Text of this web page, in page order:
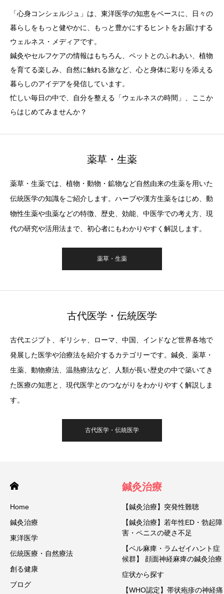
「心身コンシェルジュ」は、東洋医学の知恵をベースに、日々の
暮らしをもっと健やかに、もっと豊かにするヒントをお届けする
ウェルネス・メディアです。
鍼灸やセルフケアの情報はもちろん、ペットとのふれあい、植物
を育てる楽しみ、自然に触れる旅など、心と身体に彩りを添える
暮らしのアイデアを発信しています。
忙しい毎日の中で、自分を整える「ウェルネスの時間」、ここか
らはじめてみませんか？
薬草・生薬
薬草・生薬では、植物・動物・鉱物など自然由来の生薬を用いた
伝統医学の知識をご紹介します。ハーブや漢方生薬をはじめ、動
物性生薬や虫薬などの特徴、歴史、効能、中医学での考え方、現
代の研究や活用法まで、初心者にもわかりやすく解説します。
薬草・生薬
古代医学・伝統医学
古代エジプト、ギリシャ、ローマ、中国、インドなど世界各地で
発展した医学や治療法を紹介するカテゴリーです。鍼灸、薬草・
生薬、動物療法、温熱療法など、人類が長い歴史の中で築いてき
た医療の知恵と、現代医学とのつながりをわかりやすく解説しま
す。
古代医学・伝統医学
Home
鍼灸治療
東洋医学
伝統医療・自然療法
創る健康
ブログ
鍼灸治療
【鍼灸治療】突発性難聴
【鍼灸治療】若年性ED・勃起障
害・ペニスの硬さ不足
【ベル麻痺・ラムゼイハント症
候群】 顔面神経麻痺の鍼灸治療
症状から探す
【WHO認定】帯状疱疹の神経痛